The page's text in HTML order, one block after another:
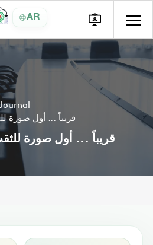
AR
قريباً ... أول صورة
قريباً ... أول صورة